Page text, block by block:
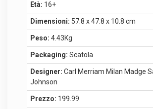
Età: 16+
Dimensioni: 57.8 x 47.8 x 10.8 cm
Peso: 4.43Kg
Packaging: Scatola
Designer: Carl Merriam Milan Madge
Johnson
Prezzo: 199.99